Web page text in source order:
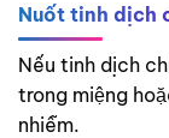
Nuốt tinh dịch
Nếu tinh dịch
trong miệng
nhiễm.